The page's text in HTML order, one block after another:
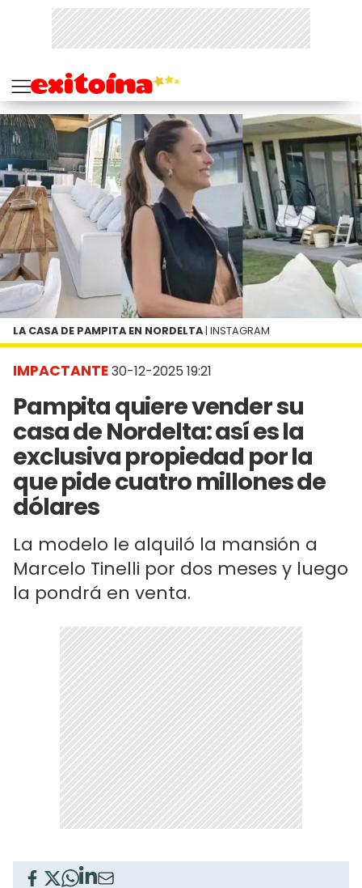
IMPACTANTE30-12-2025 19:21
Pampita quiere vender su
casa de Nordelta: así es la
exclusiva propiedad por la
que pide cuatro millones de
dólares
La modelo le alquiló la mansión a
Marcelo Tinelli por dos meses y luego
la pondrá en venta.
LA CASA DE PAMPITA EN NORDELTA | INSTAGRAM